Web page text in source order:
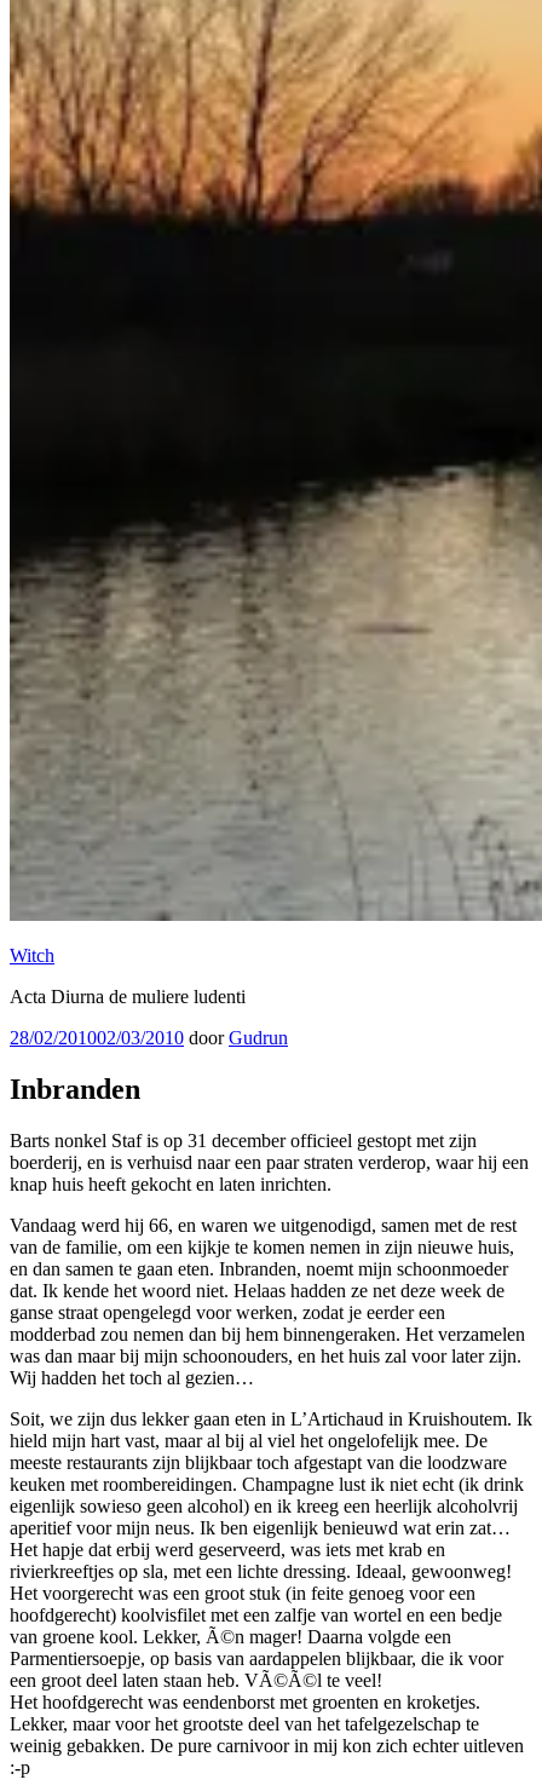
Witch
Acta Diurna de muliere ludenti
Geplaatst
28/02/201002/03/2010 doorGudrun
Inbranden
Barts nonkel Staf is op 31 december officieel gestopt met zijn
boerderij, en is verhuisd naar een paar straten verderop, waar hij een
knap huis heeft gekocht en laten inrichten.
Vandaag werd hij 66, en waren we uitgenodigd, samen met de rest
van de familie, om een kijkje te komen nemen in zijn nieuwe huis,
en dan samen te gaan eten. Inbranden, noemt mijn schoonmoeder
dat. Ik kende het woord niet. Helaas hadden ze net deze week de
ganse straat opengelegd voor werken, zodat je eerder een
modderbad zou nemen dan bij hem binnengeraken. Het verzamelen
was dan maar bij mijn schoonouders, en het huis zal voor later zijn.
Wij hadden het toch al gezien…
Soit, we zijn dus lekker gaan eten in L’Artichaud in Kruishoutem. Ik
hield mijn hart vast, maar al bij al viel het ongelofelijk mee. De
meeste restaurants zijn blijkbaar toch afgestapt van die loodzware
keuken met roombereidingen. Champagne lust ik niet echt (ik drink
eigenlijk sowieso geen alcohol) en ik kreeg een heerlijk alcoholvrij
aperitief voor mijn neus. Ik ben eigenlijk benieuwd wat erin zat…
Het hapje dat erbij werd geserveerd, was iets met krab en
rivierkreeftjes op sla, met een lichte dressing. Ideaal, gewoonweg!
Het voorgerecht was een groot stuk (in feite genoeg voor een
hoofdgerecht) koolvisfilet met een zalfje van wortel en een bedje
van groene kool. Lekker, Ã©n mager! Daarna volgde een
Parmentiersoepje, op basis van aardappelen blijkbaar, die ik voor
een groot deel laten staan heb. VÃ©Ã©l te veel!
Het hoofdgerecht was eendenborst met groenten en kroketjes.
Lekker, maar voor het grootste deel van het tafelgezelschap te
weinig gebakken. De pure carnivoor in mij kon zich echter uitleven
:-p